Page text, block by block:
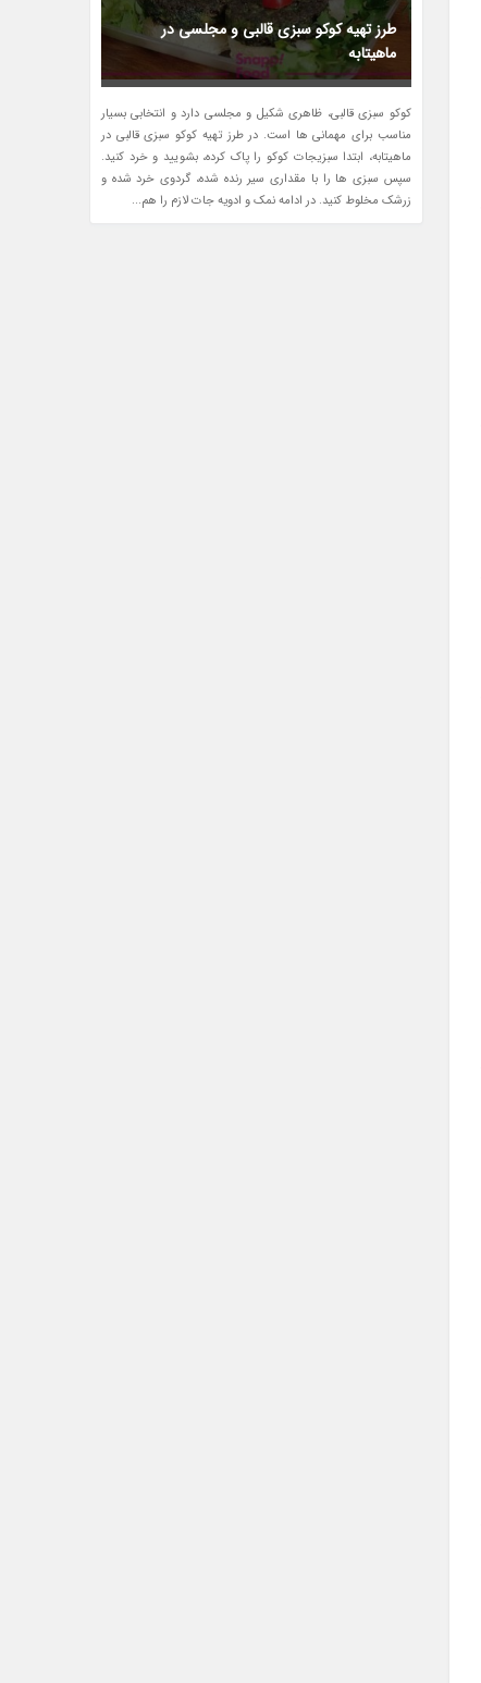
طرز تهیه کوکو سبزی قالبی و مجلسی در
ماهیتابه
کوکو سبزی قالبی، ظاهری شکیل و مجلسی دارد و انتخابی بسیار
مناسب برای مهمانی ها است. در طرز تهیه کوکو سبزی قالبی در
ماهیتابه، ابتدا سبزیجات کوکو را پاک کرده، بشویید و خرد کنید.
سپس سبزی ها را با مقداری سیر رنده شده، گردوی خرد شده و
زرشک مخلوط کنید. در ادامه نمک و ادویه جات لازم را هم...